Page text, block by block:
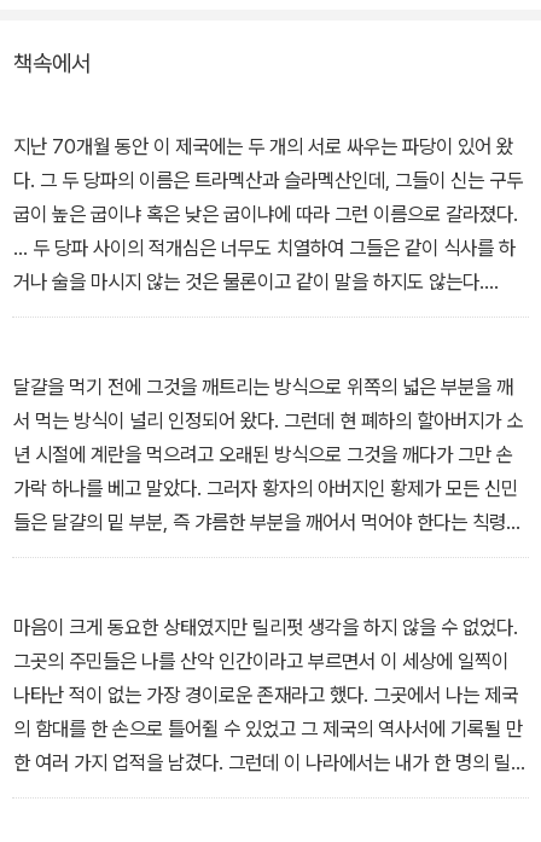
가 아서 래컴의 삽화로 재미를 더했다. 또 꼼꼼한 해제를 수록해 작품
책속에서
지난 70개월 동안 이 제국에는 두 개의 서로 싸우는 파당이 있어 왔
다. 그 두 당파의 이름은 트라멕산과 슬라멕산인데, 그들이 신는 구두
굽이 높은 굽이냐 혹은 낮은 굽이냐에 따라 그런 이름으로 갈라졌다.
… 두 당파 사이의 적개심은 너무도 치열하여 그들은 같이 식사를 하
거나 술을 마시지 않는 것은 물론이고 같이 말을 하지도 않는다.
-「제1부 릴리펏(소인국) 여행기 · 제4장」 중에서
달걀을 먹기 전에 그것을 깨트리는 방식으로 위쪽의 넓은 부분을 깨
서 먹는 방식이 널리 인정되어 왔다. 그런데 현 폐하의 할아버지가 소
년 시절에 계란을 먹으려고 오래된 방식으로 그것을 깨다가 그만 손
가락 하나를 베고 말았다. 그러자 황자의 아버지인 황제가 모든 신민
들은 달걀의 밑 부분, 즉 갸름한 부분을 깨어서 먹어야 한다는 칙령을
내렸고 이에 불응할 경우 엄벌을 내리겠다고 위협했다. 우리의 역사
여 이 문제로 여섯 건의 반란이 발생했다. 그 결과, 한 황제가 목숨을
잃었고 또 다른 황제는 황위를 잃었다.
-「제1부 릴리펏(소인국) 여행기 · 제4장」 중에서
마음이 크게 동요한 상태였지만 릴리펏 생각을 하지 않을 수 없었다.
그곳의 주민들은 나를 산악 인간이라고 부르면서 이 세상에 일찍이
나타난 적이 없는 가장 경이로운 존재라고 했다. 그곳에서 나는 제국
의 함대를 한 손으로 틀어쥘 수 있었고 그 제국의 역사서에 기록될 만
한 여러 가지 업적을 남겼다. 그런데 이 나라에서는 내가 한 명의 릴리
펏 사람이 되어 아주 보잘것없는 존재처럼 보일 것이니 나로서는 얼